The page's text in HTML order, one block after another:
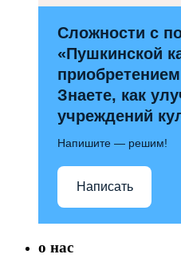
Сложности с
«Пушкинской
Знаете, как
учреждений
Напишите — решим!
Написать
о нас